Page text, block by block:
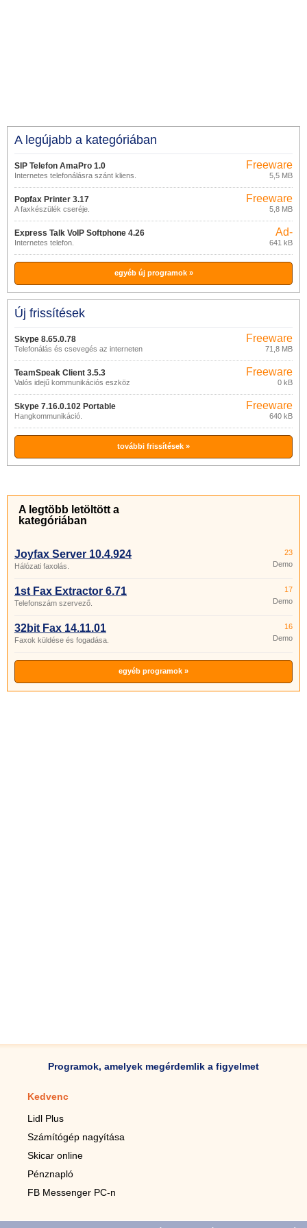
A legújabb a kategóriában
SIP Telefon AmaPro 1.0
Internetes telefonálásra szánt kliens.
Freeware
5,5 MB
Popfax Printer 3.17
A faxkészülék cseréje.
Freeware
5,8 MB
Express Talk VoIP Softphone 4.26
Internetes telefon.
Ad-
supported
641 kB
egyéb új programok »
Új frissítések
Skype 8.65.0.78
Telefonálás és csevegés az interneten
Freeware
71,8 MB
TeamSpeak Client 3.5.3
Valós idejű kommunikációs eszköz
Freeware
0 kB
Skype 7.16.0.102 Portable
Hangkommunikáció.
Freeware
640 kB
további frissítések »
A legtöbb letöltött a
kategóriában
Joyfax Server 10.4.924
Hálózati faxolás.
23
Demo
1st Fax Extractor 6.71
Telefonszám szervező.
17
Demo
32bit Fax 14.11.01
Faxok küldése és fogadása.
16
Demo
egyéb programok »
Programok, amelyek megérdemlik a figyelmet
Kedvenc
Lidl Plus
Számítógép nagyítása
Skicar online
Pénznapló
FB Messenger PC-n